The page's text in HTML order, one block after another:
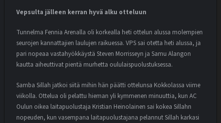
Vepsulta jälleen kerran hyvä alku otteluun
Tunnelma Fennia Arenalla oli korkealla heti ottelun alussa molempien
seurojen kannattajien laulujen raikuessa. VPS sai otetta heti alussa, ja
pari nopeaa vastahyökkäystä Steven Morrisseyn ja Samu Alangon
kautta aiheuttivat pientä murhetta oululaispuolustuksessa.
Samba Sillah jatkoi siitä mihin hän päätti ottelunsa Kokkolassa viime
viikolla. Ottelua oli pelattu hieman yli kymmenen minuuttia, kun AC
Oulun oikea laitapuolustaja Kristian Heinolainen sai kokea Sillahn
nopeuden, kun vasempana laitapuolustajana pelannut Sillah karkasi